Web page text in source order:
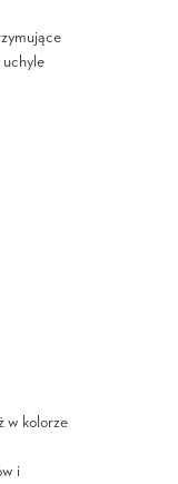
uchyle
w kolorze
i